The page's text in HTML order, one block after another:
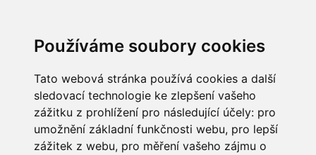
Používáme soubory cookies
Tato webová stránka používá cookies a další
sledovací technologie ke zlepšení vašeho
zážitku z prohlížení pro následující účely: pro
umožnění základní funkčnosti webu, pro lepší
zážitek z webu, pro měření vašeho zájmu o